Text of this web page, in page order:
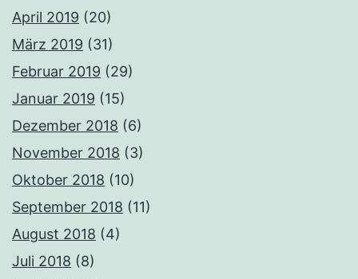
April 2019 (20)
März 2019 (31)
Februar 2019 (29)
Januar 2019 (15)
Dezember 2018 (6)
November 2018 (3)
Oktober 2018 (10)
September 2018 (11)
August 2018 (4)
Juli 2018 (8)